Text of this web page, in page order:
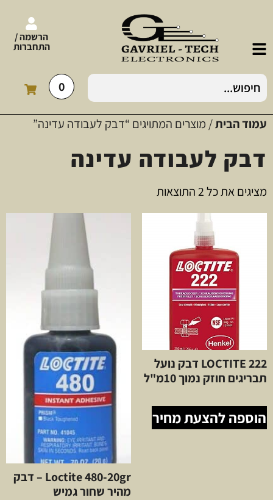
הרשמה /
התחברות
0
עמוד הבית/ מוצרים המתויגים “דבק לעבודה עדינה”
דבק לעבודה עדינה
מציגים את כל ⁦2⁩ התוצאות
LOCTITE 222 דבק נועל
תבריגים חוזק נמוך 10מ"ל
הוספה להצעת מחיר
Loctite 480-20gr – דבק
מהיר שחור גמיש